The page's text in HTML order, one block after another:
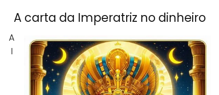
A carta da Imperatriz no dinheiro
A
I